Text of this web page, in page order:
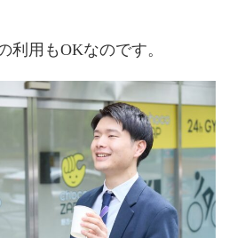
用もOKなのです。